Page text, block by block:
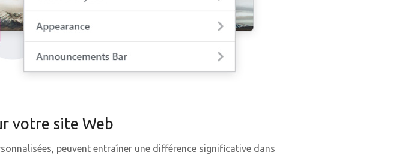
votre site Web
peuvent entraîner une différence significative dans